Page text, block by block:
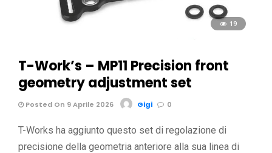
19
T-Work’s – MP11 Precision front
geometry adjustment set
Posted On 9 Aprile 2026 Gigi 0
T-Works ha aggiunto questo set di regolazione di
precisione della geometria anteriore alla sua linea di